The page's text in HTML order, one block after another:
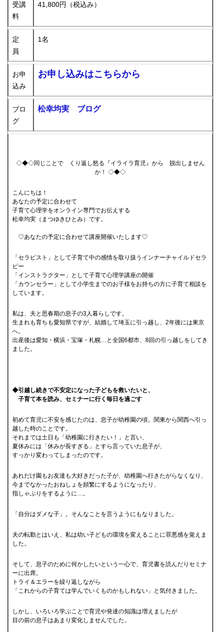
受講
料
41,800円（税込み）
定
員
1名
お申
込み
お申し込みはこちらから
ブロ
グ
松幸均実 ブログ
◇◆◇同じことで くり返し怒る『イライラ育児』から 脱出しません
か！ ◇◆◇
こんにちは！
あなたの予定に合わせて
子育て心理学をオンライン専門でお伝えする
松幸均実（まつゆきひとみ）です。
♡あなたの予定に合わせて講座開催いたします♡
「セラピスト」として子育て中の感情を取り扱うインナーチャイルドセラ
ピー
「インストラクター」として子育て心理学講座の開催
「カウンセラー」として小学生までのお子様をお持ちの方に子育て相談を
しています。
私は、夫と思春期の息子の3人暮らしです。
生まれも育ちも愛知県ですが、結婚して埼玉に引っ越し、2年後には東京
へ。
出産後は愛知・横浜・宝塚・札幌…と全国6都市、8回の引っ越しをしてき
ました。
◆引越し続きで不安定になった子どもを救いたいと、
子育て本を読み、セミナーに行く毎日を過ごす
初めて育児に不安を感じたのは、息子が幼稚園の頃。関東から関西へ引っ
越した時のことです。
それまでは土日も「幼稚園に行きたい！」と言い、
夏休みには「休みが長すぎる」とすら言っていた息子が、
すっかり変わってしまったのです。
あれだけ園もお友達も大好きだった子が、幼稚園へ行きたがらなくなり、
今までなかったおねしょを頻繁にするようになったり、
指しゃぶりをするように…。
「自分はダメな子」。そんなことを言うようにもなりました。
夫の転勤とはいえ、私は幼い子どもの環境を変えることに罪悪感を覚えま
した。
そして、息子のために何かしたいという一心で、育児書を読んだりセミナ
ーに出席。
トライ＆エラーを繰り返しながら
「これからの子育ては学んでいくものかもしれない」と気付きました。
しかし、いろいろ学ぶことで育児や発達の知識は増えましたが
目の前の息子はあまり変化しませんでした。